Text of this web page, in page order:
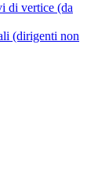
di vertice (da
(dirigenti non